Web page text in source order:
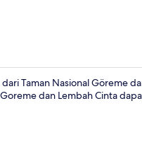
Taman Nasional Göreme
dan Lembah Cinta